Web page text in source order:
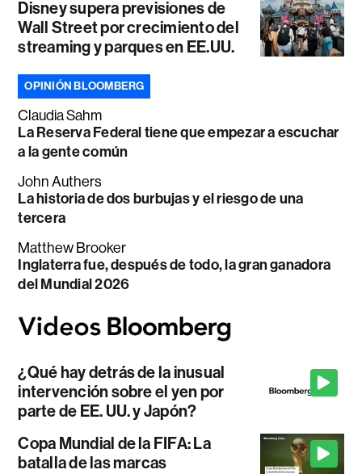
Disney supera previsiones de
Wall Street por crecimiento del
streaming y parques en EE.UU.
OPINIÓN BLOOMBERG
Claudia Sahm
La Reserva Federal tiene que empezar a escuchar
a la gente común
John Authers
La historia de dos burbujas y el riesgo de una
tercera
Matthew Brooker
Inglaterra fue, después de todo, la gran ganadora
del Mundial 2026
¿Qué hay detrás de la inusual
intervención sobre el yen por
parte de EE. UU. y Japón?
Copa Mundial de la FIFA: La
batalla de las marcas